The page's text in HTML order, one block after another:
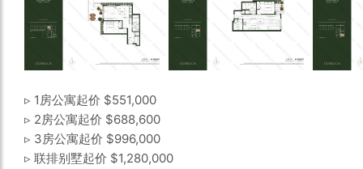
▹ 1房公寓起价 $551,000
▹ 2房公寓起价 $688,600
▹ 3房公寓起价 $996,000
▹ 联排别墅起价 $1,280,000